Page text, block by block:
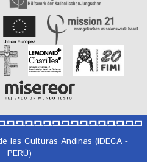
las Culturas Andinas (IDECA -
PERÚ)